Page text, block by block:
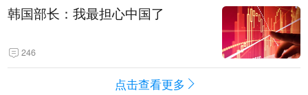
韩国部长：我最担心中国了
246
点击查看更多